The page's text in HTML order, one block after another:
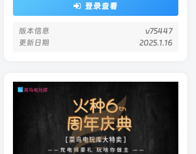
登录查看
版本信息
v75447
更新日期
2025.1.16